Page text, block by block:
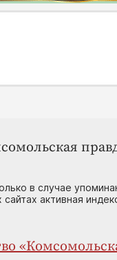
в случае
активная